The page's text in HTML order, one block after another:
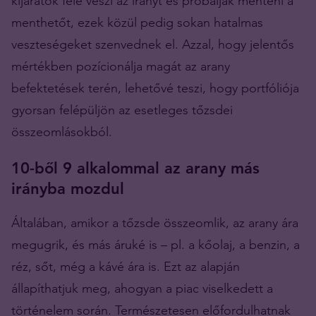
menthetőt, ezek közül pedig sokan hatalmas
veszteségeket szenvednek el. Azzal, hogy jelentős
mértékben pozícionálja magát az arany
befektetések terén, lehetővé teszi, hogy portfóliója
gyorsan felépüljön az esetleges tőzsdei
összeomlásokból.
10-ből 9 alkalommal az arany más
irányba mozdul
Általában, amikor a tőzsde összeomlik, az arany ára
megugrik, és más áruké is – pl. a kőolaj, a benzin, a
réz, sőt, még a kávé ára is. Ezt az alapján
állapíthatjuk meg, ahogyan a piac viselkedett a
történelem során. Természetesen előfordulhatnak